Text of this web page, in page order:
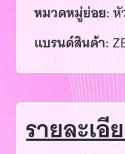
หมวดหมู่ย่อย:หั
แบรนด์สินค้า:
รายละเ